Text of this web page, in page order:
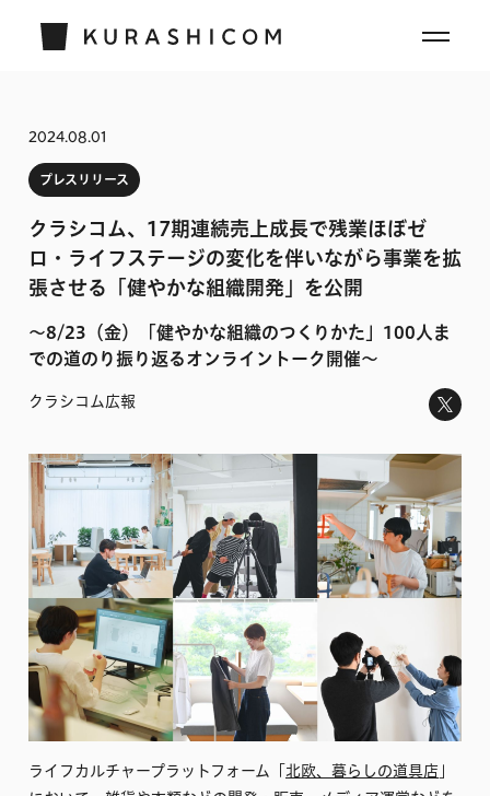
2024.08.01
プレスリリース
クラシコム、17期連続売上成長で残業ほぼゼ
ロ・ライフステージの変化を伴いながら事業を拡
張させる「健やかな組織開発」を公開
〜8/23（金）「健やかな組織のつくりかた」100人ま
での道のり振り返るオンライントーク開催〜
クラシコム広報
ライフカルチャープラットフォーム「 北欧、暮らしの道具店